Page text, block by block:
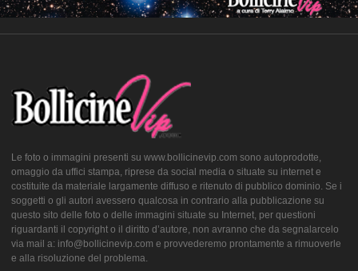
Le foto o immagini presenti su www.bollicinevip.com sono autoprodotte,
omaggio da uffici stampa, riprese da social media o situate su internet e
costituite da materiale largamente diffuso e ritenuto di pubblico dominio. Se i
soggetti o gli autori avessero qualcosa in contrario alla pubblicazione su
questo sito delle foto o delle immagini situate su Internet, per questioni
riguardanti il copyright o il diritto d’autore, non avranno che da segnalarcelo
via mail a: info@bollicinevip.com e provvederemo prontamente a rimuoverle
e alla risoluzione del problema.